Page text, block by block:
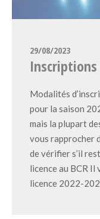
29/08/2023
Inscriptions
Modalités
pour la saison
mais la plupart
vous rapprocher
de vérifier s’il
licence au BCR Il
licence 2022-